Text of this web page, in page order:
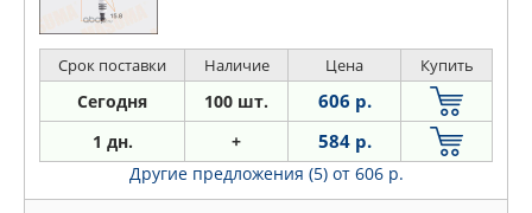
Срок поставки Наличие Цена Купить
Сегодня 100 шт. 606 р.
1 дн. + 584 р.
Другие предложения (5) от 606 р.